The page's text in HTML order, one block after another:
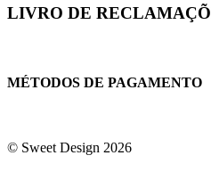
LIVRO DE
MÉTODOS DE PAGAMENTO
© Sweet Design 2026